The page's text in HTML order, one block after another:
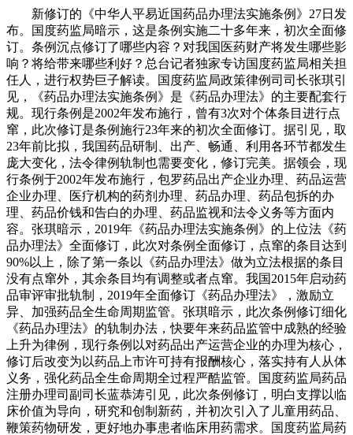
新修订的《中华人平易近国药品办理法实施条例》27日发
布。国度药监局暗示，这是条例实施二十多年来，初次全面修
订。条例沉点修订了哪些内容？对我国医药财产将发生哪些影
响？将给带来哪些利好？总台记者独家专访国度药监局相关担
任人，进行权势巨子解读。国度药监局政策律例司司长张琪引
见，《药品办理法实施条例》是《药品办理法》的主要配套行
规。现行条例是2002年发布施行，曾有3次对个体条目进行点
窜，此次修订是条例施行23年来的初次全面修订。据引见，取
23年前比拟，我国药品研制、出产、畅通、利用各环节都发生
庞大变化，法令律例轨制也需要变化，修订完美。据领会，现
行条例于2002年发布施行，包罗药品出产企业办理、药品运营
企业办理、医疗机构的药剂办理、药品办理、药品包拆的办
理、药品价钱和告白的办理、药品监视和法令义务等方面内
容。张琪暗示，2019年《药品办理法实施条例》的上位法《药
品办理法》全面修订，此次对条例全面修订，点窜的条目达到
90%以上，除了第一条以《药品办理法》做为立法根据的条目
没有点窜外，其余条目均有调整或者点窜。我国2015年启动药
品审评审批轨制，2019年全面修订《药品办理法》，激励立
异、加强药品全生命周期监管。张琪暗示，此次条例修订细化
《药品办理法》的轨制办法，快要年来药品监管中成熟的经验
上升为律例，现行条例以对药品出产运营企业的办理为核心，
修订后改变为以药品上市许可持有报酬核心，落实持有人从体
义务，强化药品全生命周期全过程严酷监管。国度药监局药品
注册办理司副司长蓝恭涛引见，此次条例修订，明白支撑以临
床价值为导向，研究和创制新药，并初次引入了儿童用药品、
鞭策药物研发，更好地办事患者临床用药需求。国度药监局药